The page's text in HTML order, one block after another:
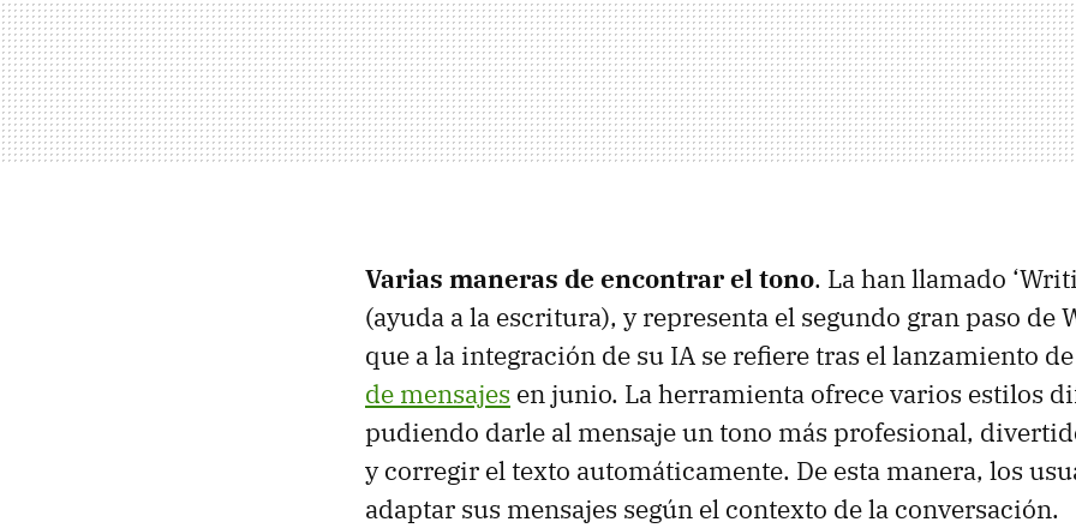
Varias maneras de encontrar el tono. La han llamado
(ayuda a la escritura), y representa el segundo gran paso de
que a la integración de su IA se refiere tras el lanzamiento de
de mensajes en junio. La herramienta ofrece varios estilos
pudiendo darle al mensaje un tono más profesional,
y corregir el texto automáticamente. De esta manera, los
adaptar sus mensajes según el contexto de la conversación.